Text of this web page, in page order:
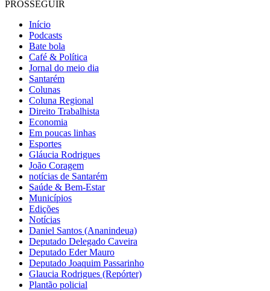
PROSSEGUIR
Início
Podcasts
Bate bola
Café & Política
Jornal do meio dia
Santarém
Colunas
Coluna Regional
Direito Trabalhista
Economia
Em poucas linhas
Esportes
Gláucia Rodrigues
João Coragem
notícias de Santarém
Saúde & Bem-Estar
Municípios
Edições
Notícias
Daniel Santos (Ananindeua)
Deputado Delegado Caveira
Deputado Eder Mauro
Deputado Joaquim Passarinho
Glaucia Rodrigues (Repórter)
Plantão policial